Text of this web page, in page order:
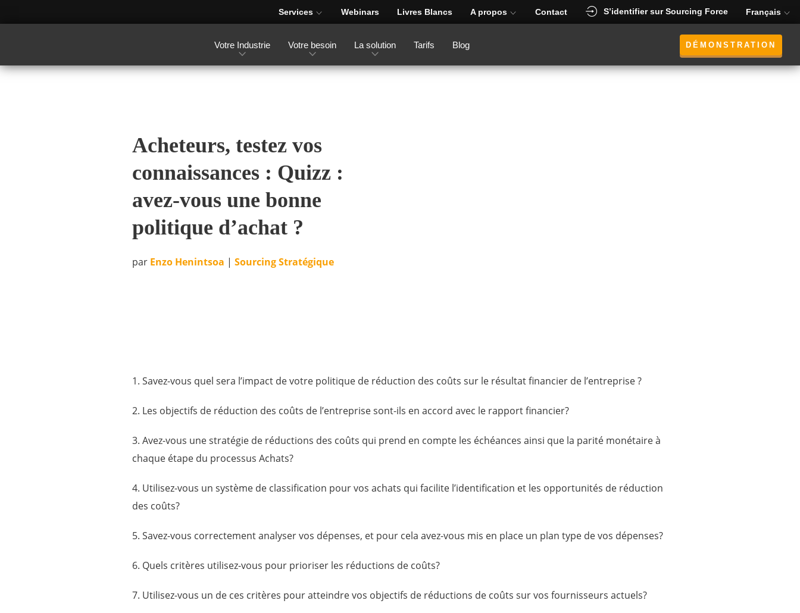
Services Webinars Livres Blancs A propos Contact S’identifier sur Sourcing Force Français
Votre Industrie Votre besoin La solution Tarifs Blog DÉMONSTRATION
Acheteurs, testez vos
connaissances : Quizz :
avez-vous une bonne
politique d’achat ?
par Enzo Henintsoa | Sourcing Stratégique
1. Savez-vous quel sera l’impact de votre politique de réduction des coûts sur le résultat financier de l’entreprise ?
2. Les objectifs de réduction des coûts de l’entreprise sont-ils en accord avec le rapport financier?
3. Avez-vous une stratégie de réductions des coûts qui prend en compte les échéances ainsi que la parité monétaire à
chaque étape du processus Achats?
4. Utilisez-vous un système de classification pour vos achats qui facilite l’identification et les opportunités de réduction
des coûts?
5. Savez-vous correctement analyser vos dépenses, et pour cela avez-vous mis en place un plan type de vos dépenses?
6. Quels critères utilisez-vous pour prioriser les réductions de coûts?
7. Utilisez-vous un de ces critères pour atteindre vos objectifs de réductions de coûts sur vos fournisseurs actuels?